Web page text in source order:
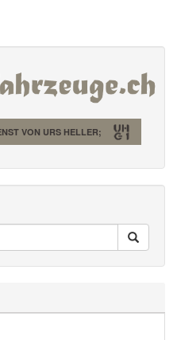
VON URS HELLER;